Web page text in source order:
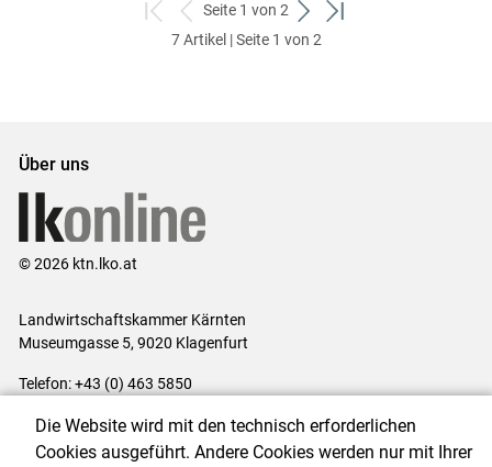
zum
ersten
zurück
zum
Seite 1 von 2
weiter
zum
zum
7 Artikel | Seite 1 von 2
Über uns
© 2026 ktn.lko.at
Landwirtschaftskammer Kärnten
Museumgasse 5, 9020 Klagenfurt
Telefon: +43 (0) 463 5850
Impressum|Kontakt|Datenschutzerklärung|Barrierefreiheit|
Die Website wird mit den technisch erforderlichen
Cookies ausgeführt. Andere Cookies werden nur mit Ihrer